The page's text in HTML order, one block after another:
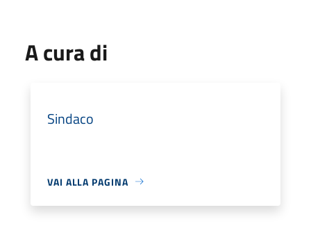
A cura di
Sindaco
VAI ALLA PAGINA